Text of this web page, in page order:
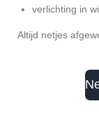
verlichting in
Altijd netjes